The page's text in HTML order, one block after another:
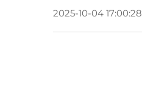
2025-10-04 17:00:28